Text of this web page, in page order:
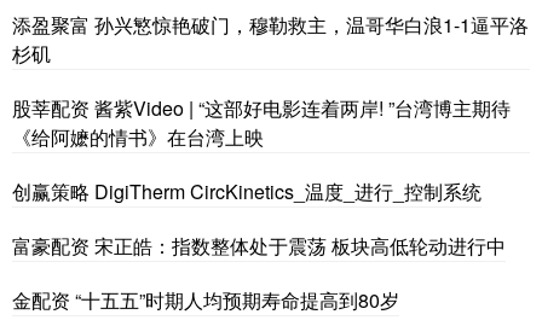
添盈聚富 孙兴慜惊艳破门，穆勒救主，温哥华白浪1-1逼平洛
杉矶
股莘配资 酱紫Video | “这部好电影连着两岸! ”台湾博主期待
《给阿嬷的情书》在台湾上映
创赢策略 DigiTherm CircKinetics_温度_进行_控制系统
富豪配资 宋正皓：指数整体处于震荡 板块高低轮动进行中
金配资 “十五五”时期人均预期寿命提高到80岁